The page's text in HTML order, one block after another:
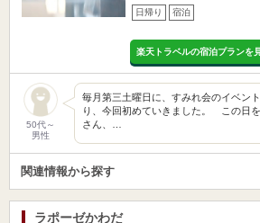
日帰り 宿泊
楽天トラベルの宿泊プランを
50代～
男性
毎月第三土曜日に、すみれ会のイベン
り、今回初めていきました。 この日
さん、…
関連情報から探す
ラポーゼかわだ